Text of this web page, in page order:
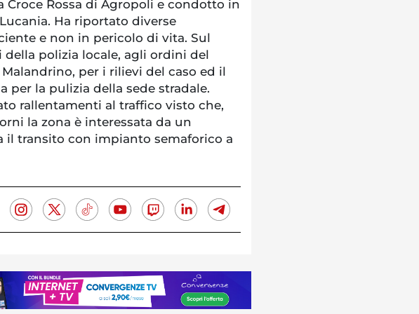
Croce Rossa di Agropoli e condotto in
Ha riportato diverse
e non in pericolo di vita. Sul
polizia locale, agli ordini del
per i rilievi del caso ed il
per la pulizia della sede stradale.
rallentamenti al traffico visto che,
la zona è interessata da un
il transito con impianto semaforico a